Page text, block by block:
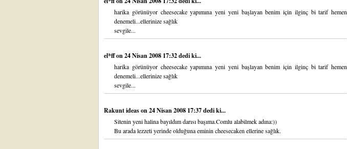
harika görünüyor cheesecake yapımına yeni yeni başlayan benim için ilginç bi tarif hemen
denemeli...ellerinize sağlık
sevgile...
el*ffon 24 Nisan 2008 17:32 dedi ki...
harika görünüyor cheesecake yapımına yeni yeni başlayan benim için ilginç bi tarif hemen
denemeli...ellerinize sağlık
sevgile...
Rakunt ideason 24 Nisan 2008 17:37 dedi ki...
Sitenin yeni halina bayıldım darısı başıma.Comlu alabilmek adına:))
Bu arada lezzeti yerinde olduğuna eminin cheesecaken ellerine sağlık.